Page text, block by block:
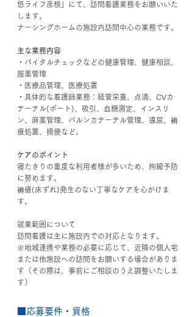
悠ライフ彦根」にて、訪問看護業務をお願いいた
します。
ナーシングホームの施設内訪問中心の業務です。
主な業務内容
・バイタルチェックなどの健康管理、健康相談、
服薬管理
・医療品管理、医療処置
・具体的な看護師業務：経管栄養、点滴、CVカ
テーテル(ポート)、吸引、血糖測定、インスリ
ン、麻薬管理、バルンカテーテル管理、導尿、褥
瘡処置、摘便など。
ケアのポイント
寝たきりの重度な利用者様が多いため、拘縮予防
に努めます。
褥瘡(床ずれ)発生のない丁寧なケアを心がけま
す。
就業範囲について
訪問看護は主に施設内での対応となります。
※地域連携や業務の必要に応じて、近隣の個人宅
または他施設への訪問をお願いする場合がありま
す（その際は、事前にご相談のうえ調整いたしま
す）
■応募要件・資格